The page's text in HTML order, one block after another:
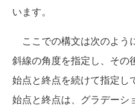
います。
ここでの構文は次のよう
斜線の角度を指定し、その
始点と終点を続けて指定し
始点と終点は、グラデーシ